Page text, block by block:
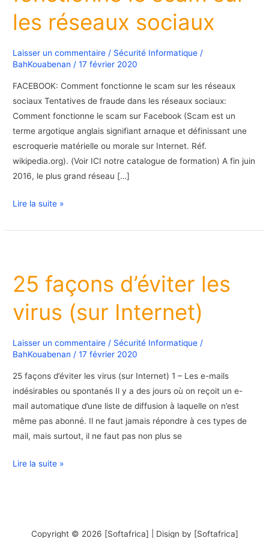
les réseaux sociaux
Laisser un commentaire / Sécurité Informatique /
BahKouabenan/17 février 2020
FACEBOOK: Comment fonctionne le scam sur les réseaux
sociaux Tentatives de fraude dans les réseaux sociaux:
Comment fonctionne le scam sur Facebook (Scam est un
terme argotique anglais signifiant arnaque et définissant une
escroquerie matérielle ou morale sur Internet. Réf.
wikipedia.org). (Voir ICI notre catalogue de formation) A fin juin
2016, le plus grand réseau […]
les
sociaux
Lire la suite »
25 façons d’éviter les
virus (sur Internet)
Laisser un commentaire / Sécurité Informatique /
BahKouabenan/17 février 2020
25 façons d’éviter les virus (sur Internet) 1 – Les e-mails
indésirables ou spontanés Il y a des jours où on reçoit un e-
mail automatique d’une liste de diffusion à laquelle on n’est
même pas abonné. Il ne faut jamais répondre à ces types de
mail, mais surtout, il ne faut pas non plus se
d’éviter
les
virus
Internet)
Lire la suite »
Copyright © 2026 [Softafrica] | Disign by [Softafrica]